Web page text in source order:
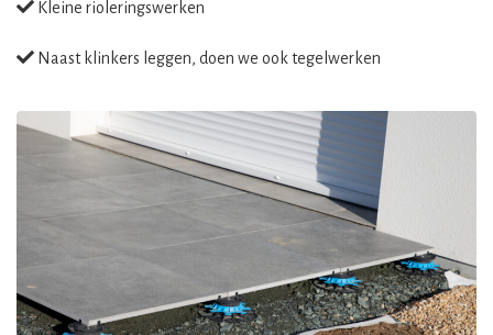
Kleine rioleringswerken
Naast klinkers leggen, doen we ook tegelwerken